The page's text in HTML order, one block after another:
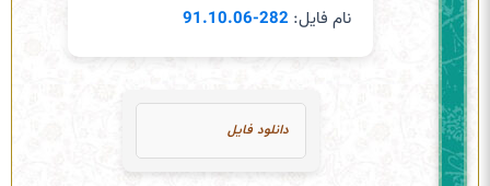
نام فایل: 282-91.10.06
دانلود فایل